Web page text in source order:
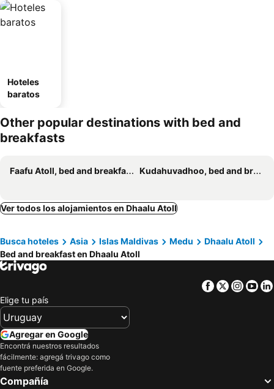
Hoteles
baratos
Other popular destinations with bed and
breakfasts
Faafu Atoll, bed and breakfasts Kudahuvadhoo, bed and breakfasts
Ver todos los alojamientos en Dhaalu Atoll
Busca hoteles Asia Islas Maldivas Medu
Dhaalu Atoll
Bed and breakfast en Dhaalu Atoll
Facebook
Twitter
Elige tu país
Agregar en Google
Encontrá nuestros resultados
fácilmente: agregá trivago como
fuente preferida en Google.
Compañía